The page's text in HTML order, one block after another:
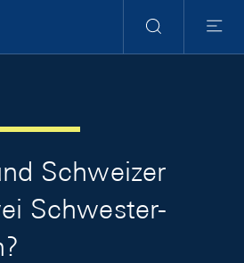
Suche
Menu
Schweizer
Schwester-